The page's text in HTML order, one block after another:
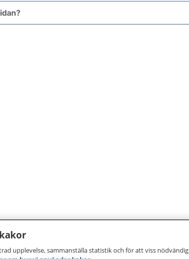
upplevelse, sammanställa statistik och för att viss nödvändig